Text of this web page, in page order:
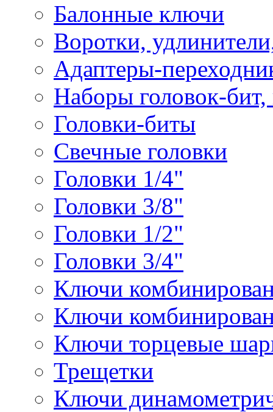
Балонные ключи
Воротки,
Адаптеры-
Наборы головок-бит,
Головки-биты
Свечные головки
Головки 1/4"
Головки 3/8"
Головки 1/2"
Головки 3/4"
Ключи
Ключи
Ключи торцевые
Трещетки
Ключи